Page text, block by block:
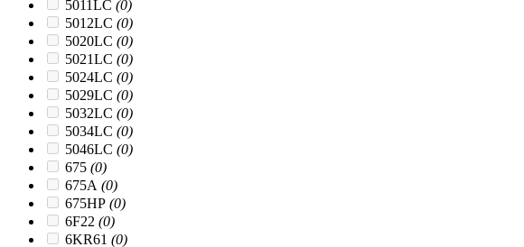
5011LC (0)
5012LC (0)
5020LC (0)
5021LC (0)
5024LC (0)
5029LC (0)
5032LC (0)
5034LC (0)
5046LC (0)
675 (0)
675A (0)
675HP (0)
6F22 (0)
6KR61 (0)